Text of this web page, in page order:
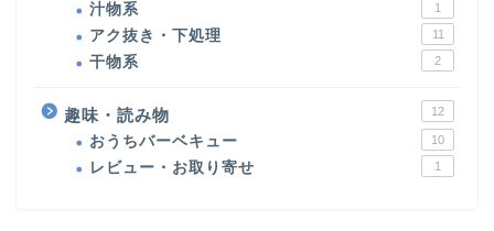
汁物系 1
アク抜き・下処理 11
干物系 2
趣味・読み物 12
おうちバーベキュー 10
レビュー・お取り寄せ 1